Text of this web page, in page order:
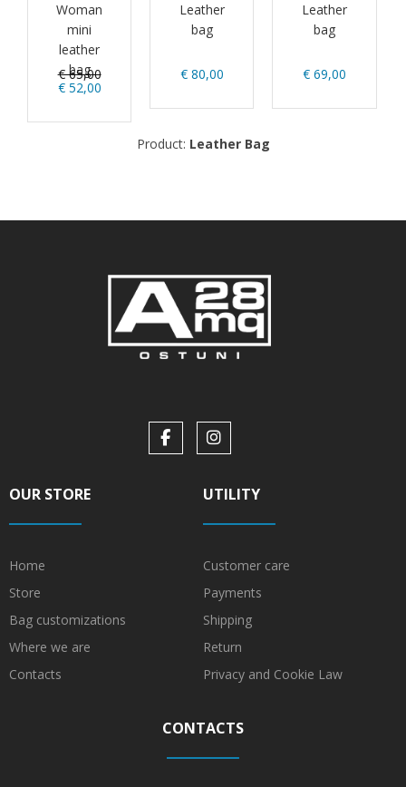
Woman
mini
leather
bag
€ 65,00
€ 52,00
Leather
bag
€ 80,00
Leather
bag
€ 69,00
Product: Leather Bag
OUR STORE
Home
Store
Bag customizations
Where we are
Contacts
UTILITY
Customer care
Payments
Shipping
Return
Privacy and Cookie Law
CONTACTS